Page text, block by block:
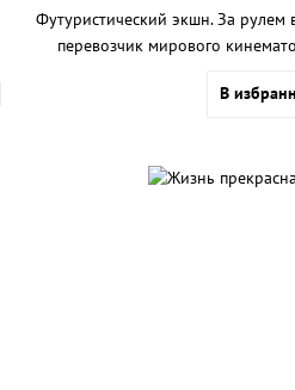
Футуристический экшн. За рулем
перевозчик мирового
В